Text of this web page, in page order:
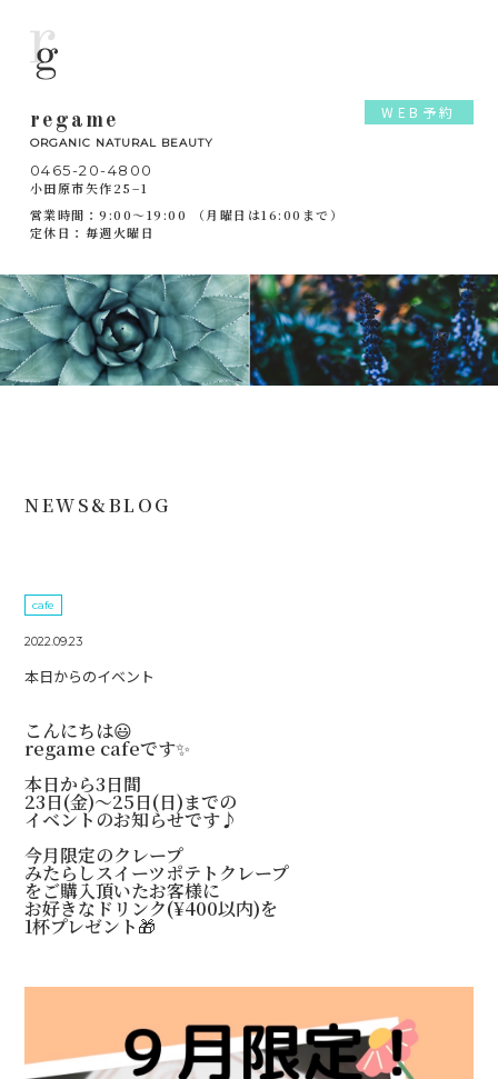
regame
ORGANIC NATURAL BEAUTY
0465-20-4800
小田原市矢作25−1
営業時間：9:00～19:00 （月曜日は16:00まで）
定休日：毎週火曜日
WEB予約
NEWS&BLOG
cafe
2022.09.23
本日からのイベント
こんにちは😃
regame cafeです✨
本日から3日間
23日(金)〜25日(日)までの
イベントのお知らせです♪
今月限定のクレープ
みたらしスイーツポテトクレープ
をご購入頂いたお客様に
お好きなドリンク(¥400以内)を
1杯プレゼント🎁